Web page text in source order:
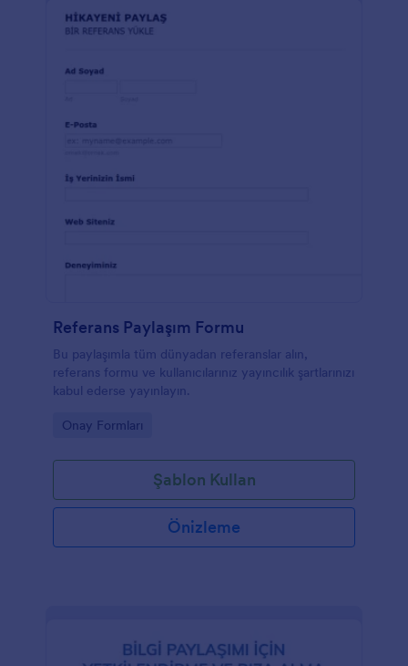
Referans Paylaşım Formu
Bu paylaşımla tüm dünyadan referanslar alın,
referans formu ve kullanıcılarınız yayıncılık şartlarınızı
kabul ederse yayınlayın.
Go to Category:
Onay Formları
Şablon Kullan
Önizleme